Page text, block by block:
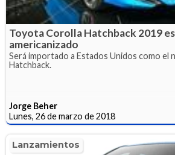
Toyota Corolla Hatchback 2019
americanizado
Será importado a Estados Unidos como el
Hatchback.
Jorge Beher
Lunes, 26 de marzo de 2018
Lanzamientos